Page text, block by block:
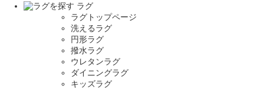
ラグ
ラグトップページ
洗えるラグ
円形ラグ
撥水ラグ
ウレタンラグ
ダイニングラグ
キッズラグ